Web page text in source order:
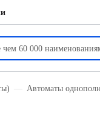
Автоматы